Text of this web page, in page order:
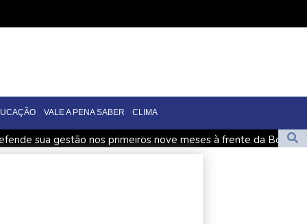
VALE A PENA SABER CLIMA
sua gestão nos primeiros nove meses à frente da Bolívia